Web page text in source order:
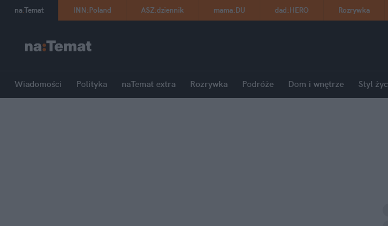
na:Temat INN:Poland ASZ:dziennik mama:DU dad:HERO Rozrywka
Wiadomości Polityka naTemat extra Rozrywka Podróże Dom i wnętrze Styl